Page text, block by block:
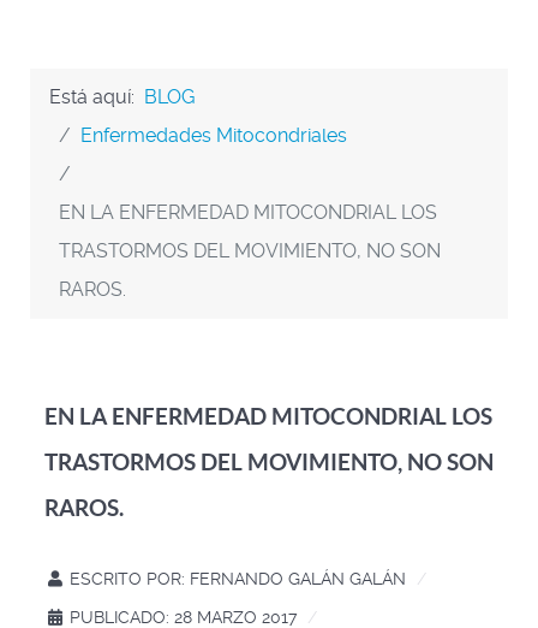
Está aquí: BLOG
Enfermedades Mitocondriales
EN LA ENFERMEDAD MITOCONDRIAL LOS
TRASTORMOS DEL MOVIMIENTO, NO SON
RAROS.
EN LA ENFERMEDAD MITOCONDRIAL LOS
TRASTORMOS DEL MOVIMIENTO, NO SON
RAROS.
ESCRITO POR: FERNANDO GALÁN GALÁN
PUBLICADO: 28 MARZO 2017